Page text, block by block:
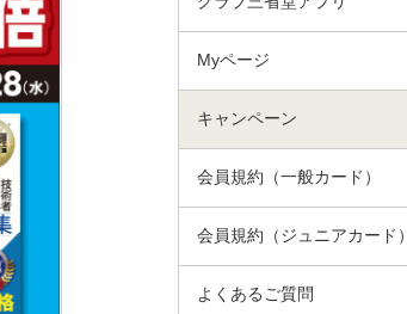
Myページ
キャンペーン
会員規約（一般カード）
会員規約（ジュニアカード）
よくあるご質問